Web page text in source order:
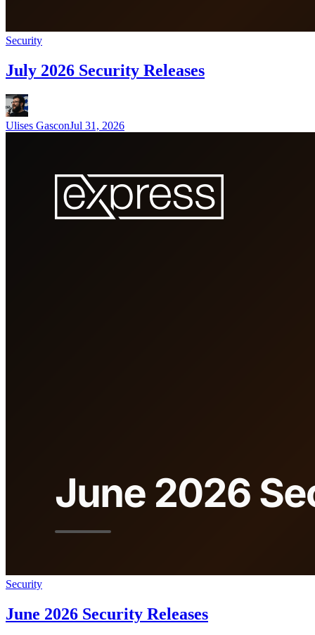
Security
July 2026 Security Releases
Ulises GasconJul 31, 2026
Security
June 2026 Security Releases